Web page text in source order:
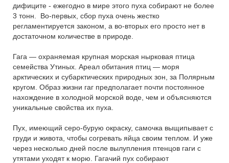
дифиците - ежегодно в мире этого пуха собирают не более
3 тонн. Во-первых, сбор пуха очень жестко
регламентируется законом, а во-вторых его просто нет в
достаточном количестве в природе.
Гага — охраняемая крупная морская нырковая птица
семейства Утиных. Ареал обитания птиц — моря
арктических и субарктических природных зон, за Полярным
кругом. Образ жизни гаг предполагает почти постоянное
нахождение в холодной морской воде, чем и объясняются
уникальные свойства их пуха.
Пух, имеющий серо-бурую окраску, самочка выщипывает с
груди и живота, чтобы согревать яйца своим теплом. И уже
через несколько дней после вылупления птенцов гаги с
утятами уходят к морю. Гагачий пух собирают